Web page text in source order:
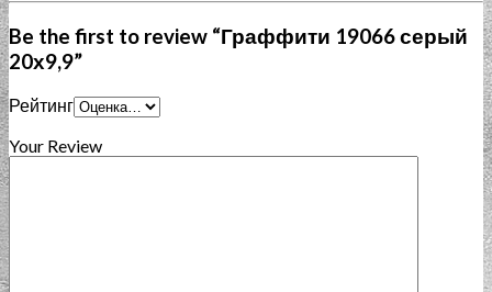
Be the first to review “Граффити 19066 серый
20х9,9”
Рейтинг
Your Review